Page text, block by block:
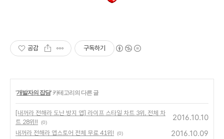
공감 구독하기
'개발자의 잡담' 카테고리의 다른 글
[내꺼라 전해라 도난 방지 앱] 라이프 스타일 차트 3위, 전체 차
트 28위!!
(0)
2016.10.10
내꺼라 전해라 앱스토어 전체 무료 41위! (0) 2016.10.09